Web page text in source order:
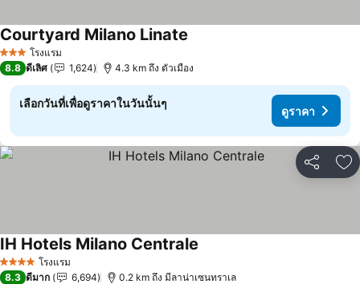
3 ดาว โรงแรม
Courtyard Milano Linate
8.8 ดีเลิศ 1,624 4.3 km ถึง ตัวเมือง
เลือกวันที่เพื่อดูราคาในวันนั้นๆ
ดูราคา
แชร์ เ
4 ดาว โรงแรม
IH Hotels Milano Centrale
8.3 ดีมาก 6,694 0.2 km ถึง มีลาน่าเซนทราเล